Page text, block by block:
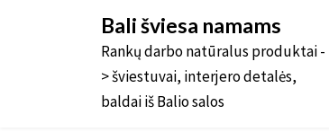
Bali šviesa namams
Rankų darbo natūralus produktai -
> šviestuvai, interjero detalės,
baldai iš Balio salos